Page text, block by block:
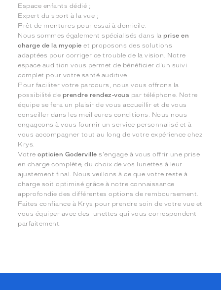
Espace enfants dédié ;
Expert du sport à la vue ;
Prêt de montures pour essai à domicile.
Nous sommes également spécialisés dans la prise en
charge de la myopie et proposons des solutions
adaptées pour corriger ce trouble de la vision. Notre
espace audition vous permet de bénéficier d'un suivi
complet pour votre santé auditive.
Pour faciliter votre parcours, nous vous offrons la
possibilité de prendre rendez-vous par téléphone. Notre
équipe se fera un plaisir de vous accueillir et de vous
conseiller dans les meilleures conditions. Nous nous
engageons à vous fournir un service personnalisé et à
vous accompagner tout au long de votre expérience chez
Krys.
Votreopticien Goderville s'engage à vous offrir une prise
en charge complète, du choix de vos lunettes à leur
ajustement final. Nous veillons à ce que votre reste à
charge soit optimisé grâce à notre connaissance
approfondie des différentes options de remboursement.
Faites confiance à Krys pour prendre soin de votre vue et
vous équiper avec des lunettes qui vous correspondent
parfaitement.